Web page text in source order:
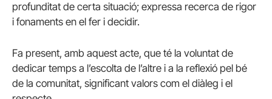
profunditat de certa situació; expressa recerca de rigor
i fonaments en el fer i decidir.
Fa present, amb aquest acte, que té la voluntat de
dedicar temps a l’escolta de l’altre i a la reflexió pel bé
de la comunitat, significant valors com el diàleg i el